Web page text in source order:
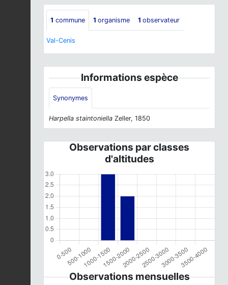
1 commune 1 organisme 1 observateur
Val-Cenis
Informations espèce
Synonymes
Harpella staintoniella Zeller, 1850
Observations par classes
d'altitudes
Observations mensuelles